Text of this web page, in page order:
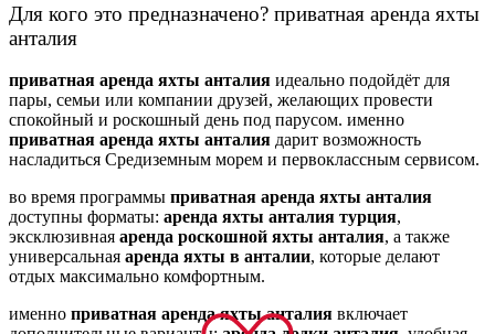
Для кого это предназначено? приватная аренда яхты
анталия
приватная аренда яхты анталия идеально подойдёт для
пары, семьи или компании друзей, желающих провести
спокойный и роскошный день под парусом. именно
приватная аренда яхты анталия дарит возможность
насладиться Средиземным морем и первоклассным сервисом.
во время программы приватная аренда яхты анталия
доступны форматы: аренда яхты анталия турция,
эксклюзивная аренда роскошной яхты анталия, а также
универсальная аренда яхты в анталии, которые делают
отдых максимально комфортным.
именно приватная аренда яхты анталия включает